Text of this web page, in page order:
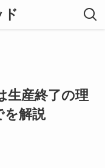
ド
生産終了の理
を解説